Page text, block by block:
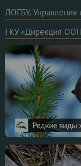
ЛОГБУ, Управления
ГКУ «Дирекция